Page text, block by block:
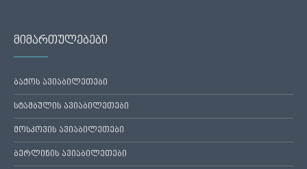
მიმართულებები
ბაქოს ავიაბილეთები
სტამბულის ავიაბილეთები
მოსკოვის ავიაბილეთები
ბერლინის ავიაბილეთები